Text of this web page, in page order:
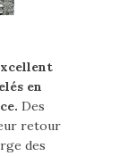
en
Des
retour
des